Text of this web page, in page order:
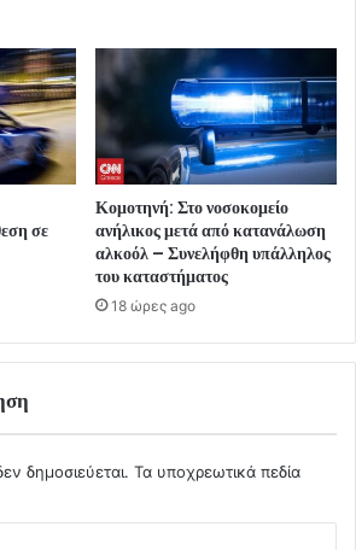
σε
Κομοτηνή: Στο νοσοκομείο
ανήλικος μετά από κατανάλωση
αλκοόλ – Συνελήφθη υπάλληλος
του καταστήματος
18 ώρες ago
δημοσιεύεται. Τα υποχρεωτικά πεδία